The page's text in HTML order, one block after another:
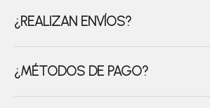
¿REALIZAN ENVÍOS?
¿MÉTODOS DE PAGO?